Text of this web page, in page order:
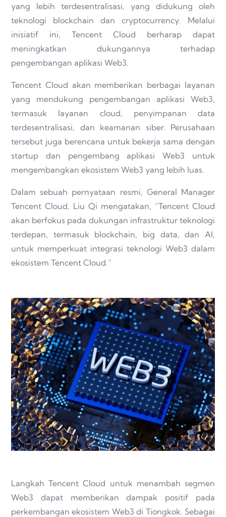
yang lebih terdesentralisasi, yang didukung oleh
teknologi blockchain dan cryptocurrency. Melalui
inisiatif ini, Tencent Cloud berharap dapat
meningkatkan dukungannya terhadap
pengembangan aplikasi Web3.
Tencent Cloud akan memberikan berbagai layanan
ya­ng mendukung pengembangan aplikasi Web3,
termasuk layanan cloud, penyimpanan data
terdesentralisasi, dan keamanan siber. Perusahaan
tersebut juga berencana untuk bekerja sama dengan
startup dan pengembang aplikasi Web3 untuk
mengembangkan ekosistem Web3 yang lebih luas.
Dalam sebuah pernyataan resmi, General Manager
Tencent Cloud, Liu Qi mengatakan, “Tencent Cloud
akan berfokus pada dukungan infrastruktur teknologi
terdepan, termasuk blockchain, big data, dan AI,
untuk memperkuat integrasi teknologi Web3 dalam
ekosistem Tencent Cloud.”
Langkah Tencent Cloud untuk menambah segmen
Web3 dapat memberikan dampak positif pada
perkembangan ekosistem Web3 di Tiongkok. Sebagai